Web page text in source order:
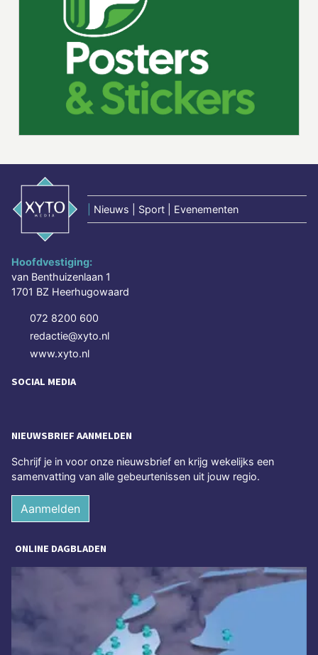
Nieuws | Sport | Evenementen
Hoofdvestiging:
van Benthuizenlaan 1
1701 BZ Heerhugowaard
072 8200 600
redactie@xyto.nl
www.xyto.nl
SOCIAL MEDIA
NIEUWSBRIEF AANMELDEN
Schrijf je in voor onze nieuwsbrief en krijg wekelijks een
samenvatting van alle gebeurtenissen uit jouw regio.
Aanmelden
ONLINE DAGBLADEN